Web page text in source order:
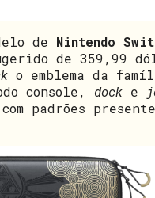
de Nintendo
de 359,99
o emblema da
console, dock e
padrões